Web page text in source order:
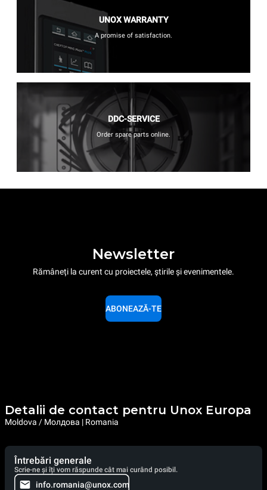
UNOX WARRANTY
A promise of satisfaction.
DDC-SERVICE
Order spare parts online.
Newsletter
Rămâneți la curent cu proiectele, știrile și evenimentele.
ABONEAZĂ-TE
Detalii de contact pentru Unox Europa
Moldova / Молдова | Romania
Întrebări generale
Scrie-ne și îți vom răspunde cât mai curând posibil.
info.romania@unox.com